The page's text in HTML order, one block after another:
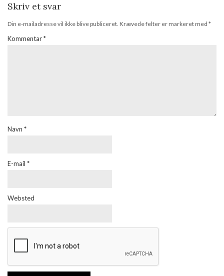
Skriv et svar
Din e-mailadresse vil ikke blive publiceret. Krævede felter er markeret med *
Kommentar*
Navn *
E-mail *
Websted